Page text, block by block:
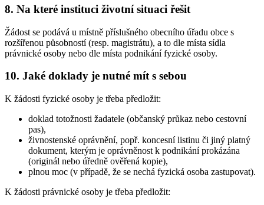
8. Na které instituci životní situaci řešit
Žádost se podává u místně příslušného obecního úřadu obce s
rozšířenou působností (resp. magistrátu), a to dle místa sídla
právnické osoby nebo dle místa podnikání fyzické osoby.
10. Jaké doklady je nutné mít s sebou
K žádosti fyzické osoby je třeba předložit:
doklad totožnosti žadatele (občanský průkaz nebo cestovní
pas),
živnostenské oprávnění, popř. koncesní listinu či jiný platný
dokument, kterým je oprávněnost k podnikání prokázána
(originál nebo úředně ověřená kopie),
plnou moc (v případě, že se nechá fyzická osoba zastupovat).
K žádosti právnické osoby je třeba předložit: